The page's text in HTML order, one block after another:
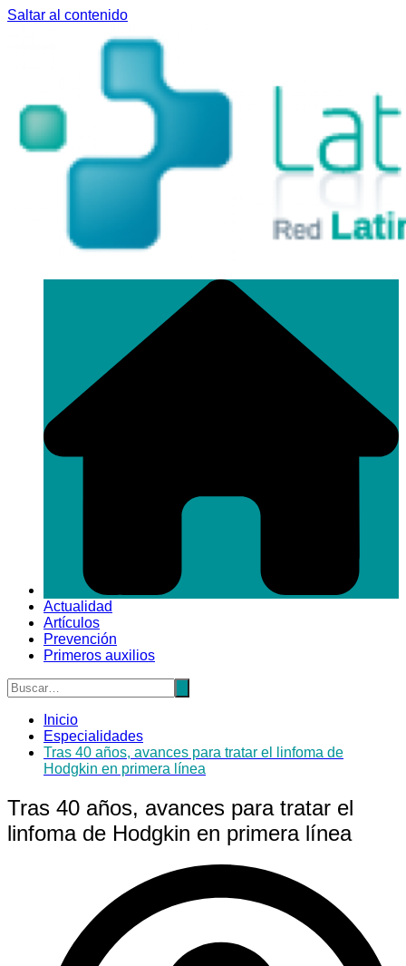
Saltar al contenido
Actualidad
Artículos
Prevención
Primeros auxilios
Inicio
Especialidades
Tras 40 años, avances para tratar el linfoma de
Hodgkin en primera línea
Tras 40 años, avances para tratar el
linfoma de Hodgkin en primera línea